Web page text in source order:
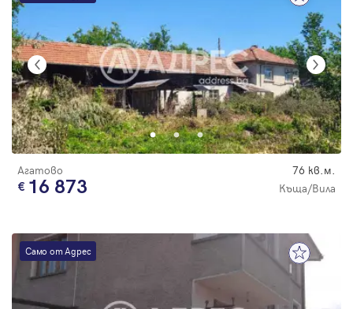
Агатово 76 кв.м.
16 873 Къща/Вила
Само от Адрес
Регистрация